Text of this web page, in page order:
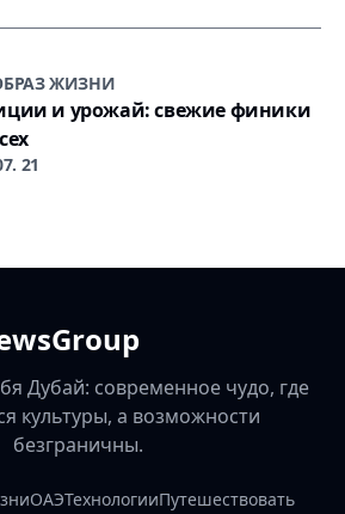
ЖИЗНИ
и урожай: свежие финики
21
Дубай: современное чудо, где
культуры, а возможности
безграничны.
ОАЭТехнологииПутешествовать